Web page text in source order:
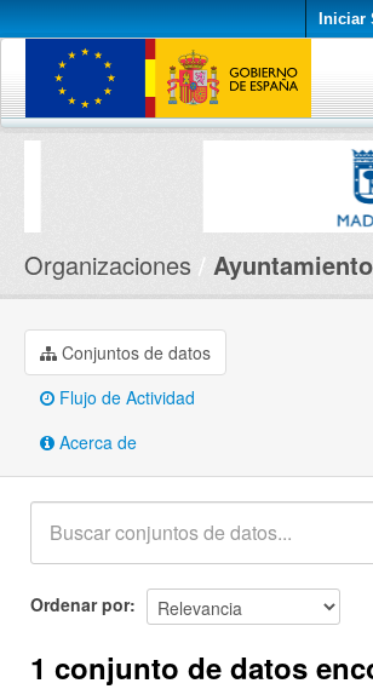
Iniciar
Conjuntos de datos
Organizaciones
Conjuntos de datos
Flujo de Actividad
Acerca de
Ordenar por
1 conjunto de datos